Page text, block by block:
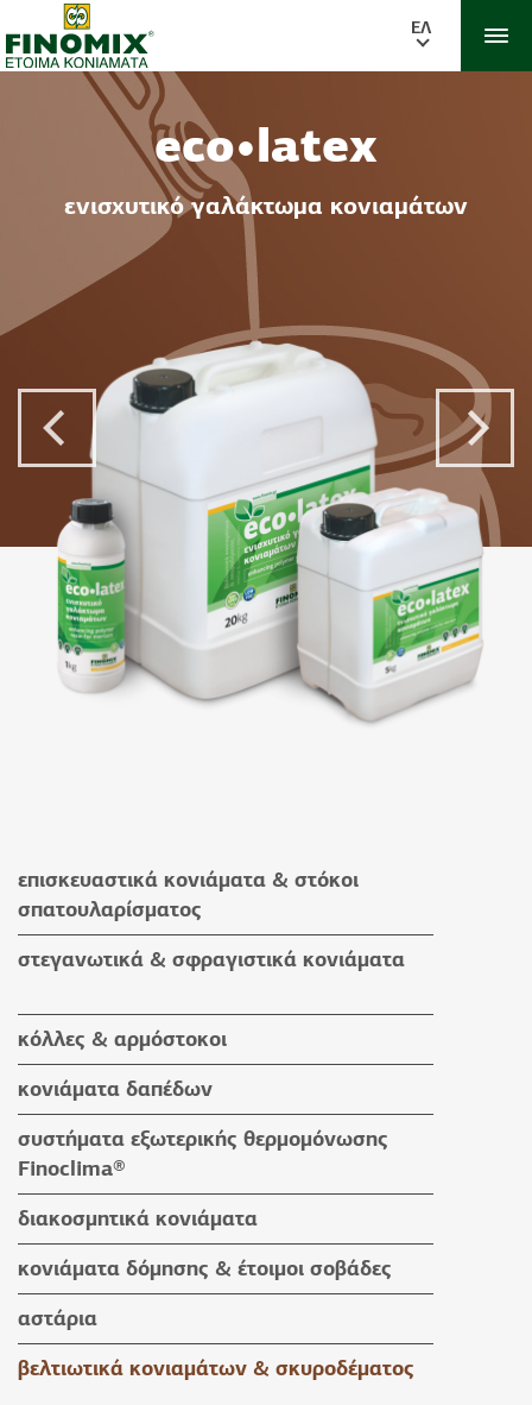
ΕΛ
eco•latex
ενισχυτικό γαλάκτωμα κονιαμάτων
Previous Post
επισκευαστικά κονιάματα & στόκοι
σπατουλαρίσματος
επισκευαστικά κονιάματα
στόκοι σπατουλαρίσματος
στεγανωτικά & σφραγιστικά κονιάματα
στεγανωτικά & σφραγιστικά κονιάματα
βοηθητικά υλικά
κόλλες & αρμόστοκοι
κόλλες πλακιδίων
κόλλες ειδικών εφαρμογών
αρμόστοκοι & καθαριστικά
βοηθητικά υλικά
κονιάματα δαπέδων
κονιάματα δαπέδων
βοηθητικά υλικά
συστήματα εξωτερικής θερμομόνωσης
Finoclima®
προϊόντα Finoclima®
βοηθητικά υλικά
διακοσμητικά κονιάματα
υδαταπωθητικά έγχρωμα επιχρίσματα
πατητές τσιμεντοκονίες
προϊόντα εμποτισμού & βερνίκια
κονιάματα δόμησης & έτοιμοι σοβάδες
κονιάματα δόμησης
έτοιμοι σοβάδες
βοηθητικά υλικά
αστάρια
βελτιωτικά κονιαμάτων & σκυροδέματος